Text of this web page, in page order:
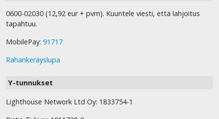
0600-02030 (12,92 eur + pvm). Kuuntele viesti, että lahjoitus
tapahtuu.
MobilePay: 91717
Rahankeräyslupa
Y-tunnukset
Lighthouse Network Ltd Oy: 1833754-1